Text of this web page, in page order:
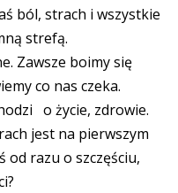
ból, strach i wszystkie
strefą.
Zawsze boimy się
co nas czeka.
o życie, zdrowie.
jest na pierwszym
od razu o szczęściu,